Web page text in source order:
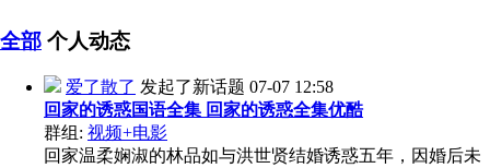
全部 个人动态
爱了散了 发起了新话题 07-07 12:58
回家的诱惑国语全集 回家的诱惑全集优酷
群组: 视频+电影
回家温柔娴淑的林品如与洪世贤结婚诱惑五年，因婚后未